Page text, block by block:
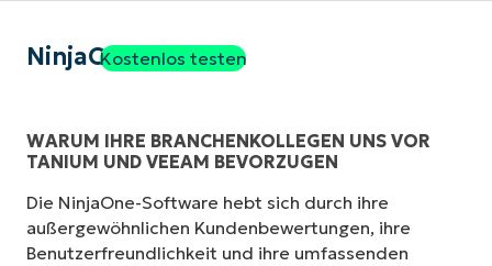
NinjaOneKostenlos testen
WARUM IHRE BRANCHENKOLLEGEN UNS VOR
TANIUM UND VEEAM BEVORZUGEN
Die NinjaOne-Software hebt sich durch ihre
außergewöhnlichen Kundenbewertungen, ihre
Benutzerfreundlichkeit und ihre umfassenden